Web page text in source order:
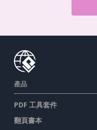
產品
PDF 工具套件
翻頁書本